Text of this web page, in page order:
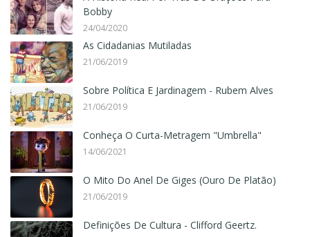
Bobby
24/04/2020
As Cidadanias Mutiladas
21/06/2019
Sobre Política E Jardinagem - Rubem Alves
21/06/2019
Conheça O Curta-Metragem "Umbrella"
14/06/2021
O Mito Do Anel De Giges (Ouro De Platão)
21/06/2019
Definições De Cultura - Clifford Geertz.